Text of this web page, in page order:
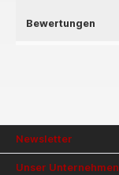
Bewertungen
Newsletter
Unser Unternehmen